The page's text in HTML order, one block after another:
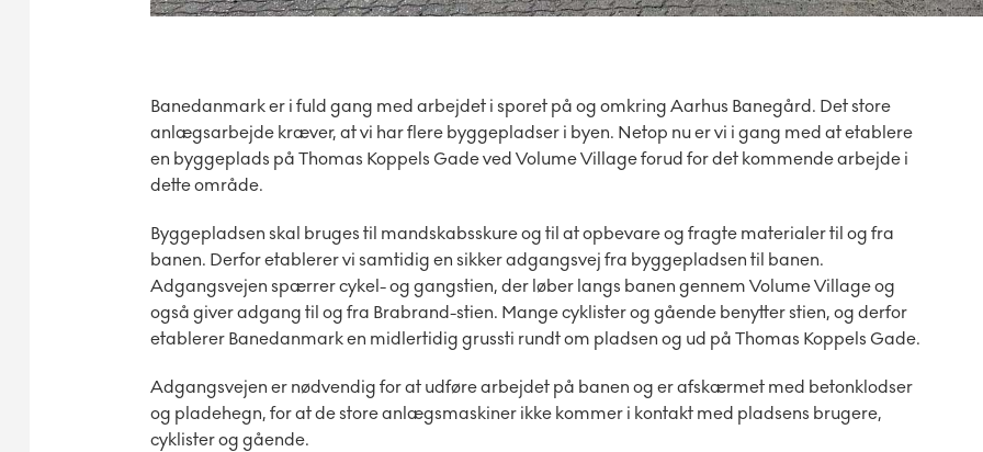
Banedanmark er i fuld gang med arbejdet i sporet på og omkring Aarhus Banegård. Det store
anlægsarbejde kræver, at vi har flere byggepladser i byen. Netop nu er vi i gang med at etablere
en byggeplads på Thomas Koppels Gade ved Volume Village forud for det kommende arbejde i
dette område.
Byggepladsen skal bruges til mandskabsskure og til at opbevare og fragte materialer til og fra
banen. Derfor etablerer vi samtidig en sikker adgangsvej fra byggepladsen til banen.
Adgangsvejen spærrer cykel- og gangstien, der løber langs banen gennem Volume Village og
også giver adgang til og fra Brabrand-stien. Mange cyklister og gående benytter stien, og derfor
etablerer Banedanmark en midlertidig grussti rundt om pladsen og ud på Thomas Koppels Gade.
Adgangsvejen er nødvendig for at udføre arbejdet på banen og er afskærmet med betonklodser
og pladehegn, for at de store anlægsmaskiner ikke kommer i kontakt med pladsens brugere,
cyklister og gående.